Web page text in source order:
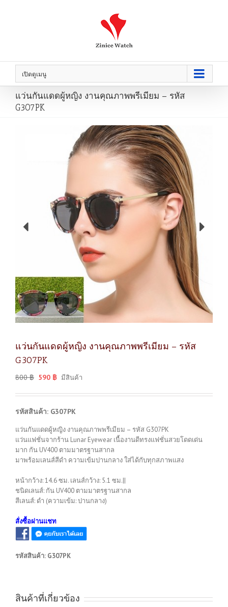
เปิดดูเมนู
แว่นกันแดดผู้หญิง งานคุณภาพพรีเมียม – รหัส
G307PK
แว่นกันแดดผู้หญิง งานคุณภาพพรีเมียม – รหัส
G307PK
800฿ 590 ฿ มีสินค้า
รหัสสินค้า: G307PK
แว่นกันแดดผู้หญิง งานคุณภาพพรีเมียม – รหัส G307PK
แว่นแฟชั่นจากร้าน Lunar Eyewear เนื้องานดีทรงแฟชั่นสวยโดดเด่น
มาก กัน UV400 ตามมาตรฐานสากล
มาพร้อมเลนส์สีดำ ความเข้มปานกลาง ใส่ได้กับทุกสภาพแสง
หน้ากว้าง: 14.6 ซม. เลนส์กว้าง: 5.1 ซม.||
ชนิดเลนส์: กัน UV400 ตามมาตรฐานสากล
สีเลนส์: ดำ (ความเข้ม: ปานกลาง)
สั่งซื้อผ่านแชท
รหัสสินค้า: G307PK
สินค้าที่เกี่ยวข้อง